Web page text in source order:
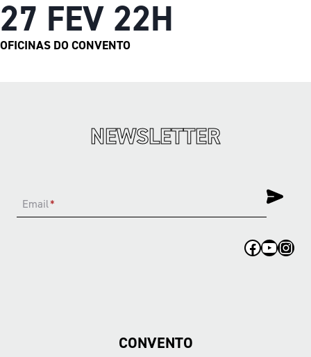
27 FEV 22H
OFICINAS DO CONVENTO
NEWSLETTER
Email*
Facebook
CONVENTO